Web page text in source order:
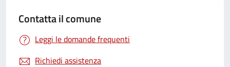
Contatta il comune
Leggi le domande frequenti
Richiedi assistenza